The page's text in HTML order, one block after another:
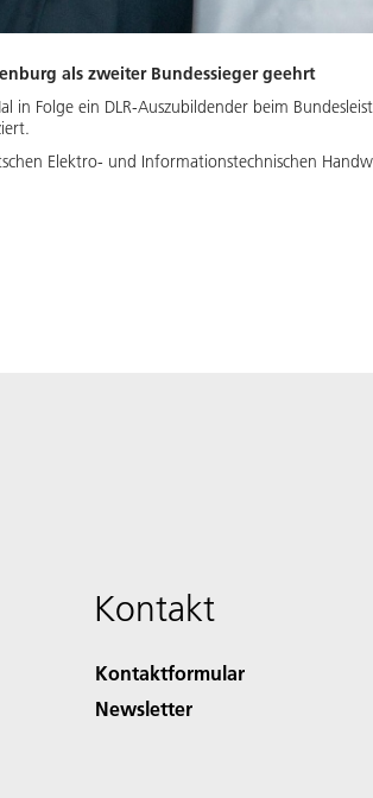
als zweiter Bundessieger geehrt
in Folge ein DLR-Auszubildender beim
Elektro- und Informationstechnischen
Kontakt
Kontaktformular
Newsletter